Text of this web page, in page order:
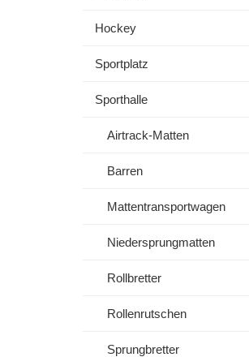
Hockey
Sportplatz
Sporthalle
Airtrack-Matten
Barren
Mattentransportwagen
Niedersprungmatten
Rollbretter
Rollenrutschen
Sprungbretter